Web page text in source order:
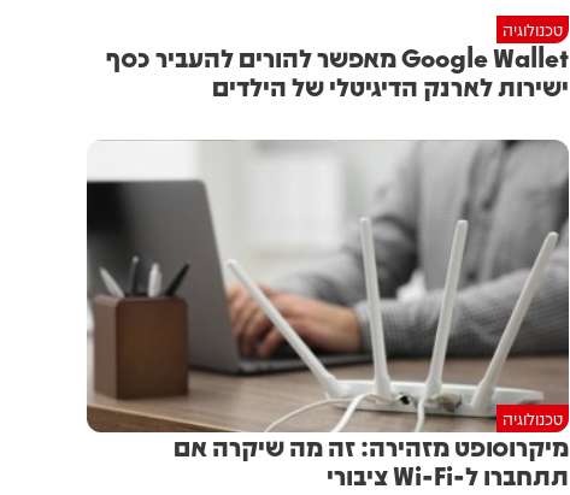
טכנולוגיה
Google Wallet מאפשר להורים להעביר כסף
ישירות לארנק הדיגיטלי של הילדים
טכנולוגיה
מיקרוסופט מזהירה: זה מה שיקרה אם
תתחברו ל-Wi-Fi ציבורי